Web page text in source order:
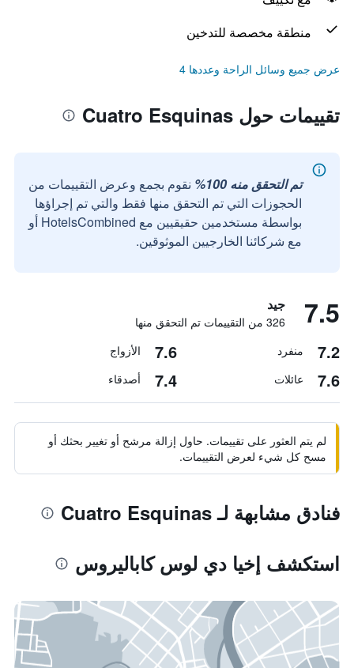
منطقة مخصصة للتدخين
عرض جميع وسائل الراحة وعددها 4
تقييمات حول Cuatro Esquinas
تم التحقق منه 100%
نقوم بجمع وعرض التقييمات من
الحجوزات التي تم التحقق منها فقط والتي تم إجراؤها
بواسطة مستخدمين حقيقيين مع HotelsCombined أو
مع شركائنا الخارجيين الموثوقين.
7.5 جيد
326 من التقييمات تم التحقق منها
7.2 منفرد 7.6 الأزواج
7.6 عائلات 7.4 أصدقاء
لم يتم العثور على تقييمات. حاول إزالة مرشح أو تغيير بحثك أو
مسح كل شيء لعرض التقييمات.
فنادق مشابهة لـ Cuatro Esquinas
استكشف إخيا دي لوس كاباليروس